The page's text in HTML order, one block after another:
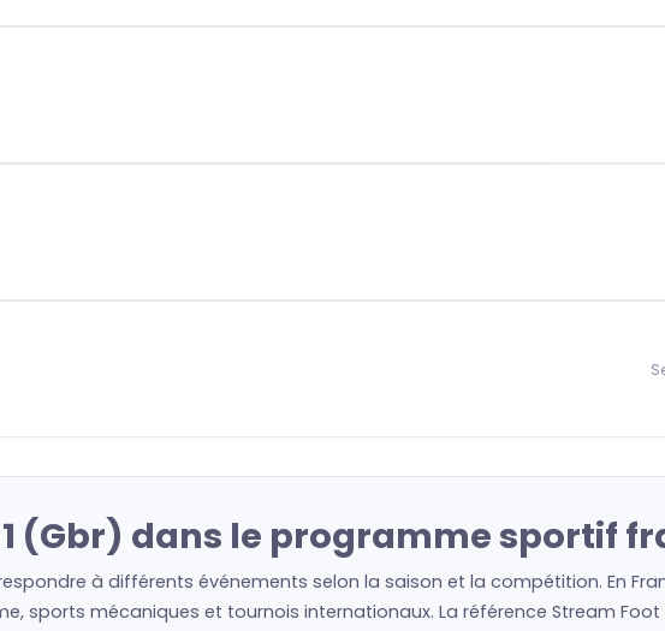
(Gbr) dans le programme sportif
à différents événements selon la saison et la compétition. En
sports mécaniques et tournois internationaux. La référence Stream